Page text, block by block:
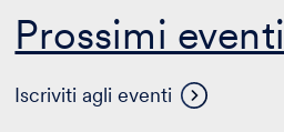
Prossimi eventi
Iscriviti agli eventi